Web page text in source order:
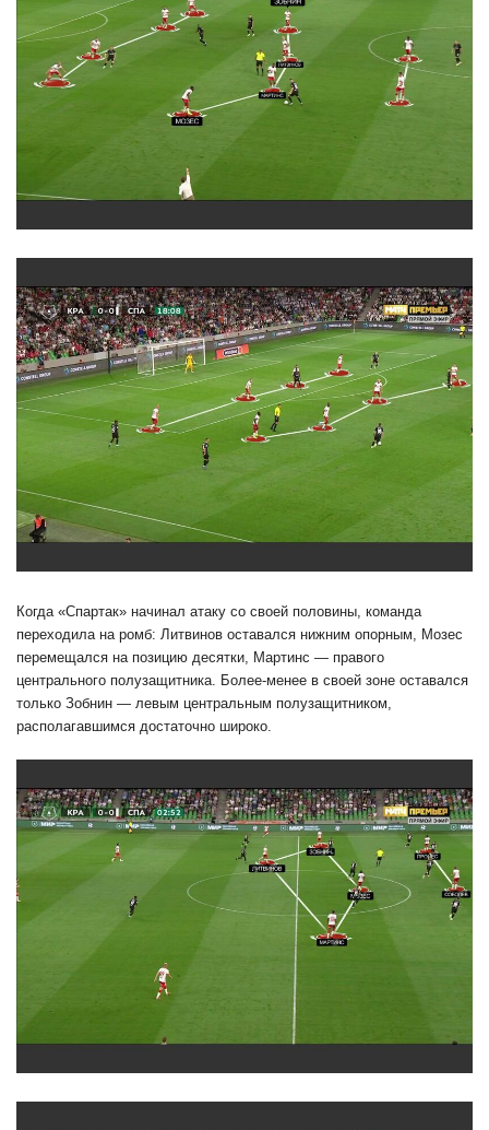
Когда «Спартак» начинал атаку со своей половины, команда
переходила на ромб: Литвинов оставался нижним опорным, Мозес
перемещался на позицию десятки, Мартинс — правого
центрального полузащитника. Более-менее в своей зоне оставался
только Зобнин — левым центральным полузащитником,
располагавшимся достаточно широко.